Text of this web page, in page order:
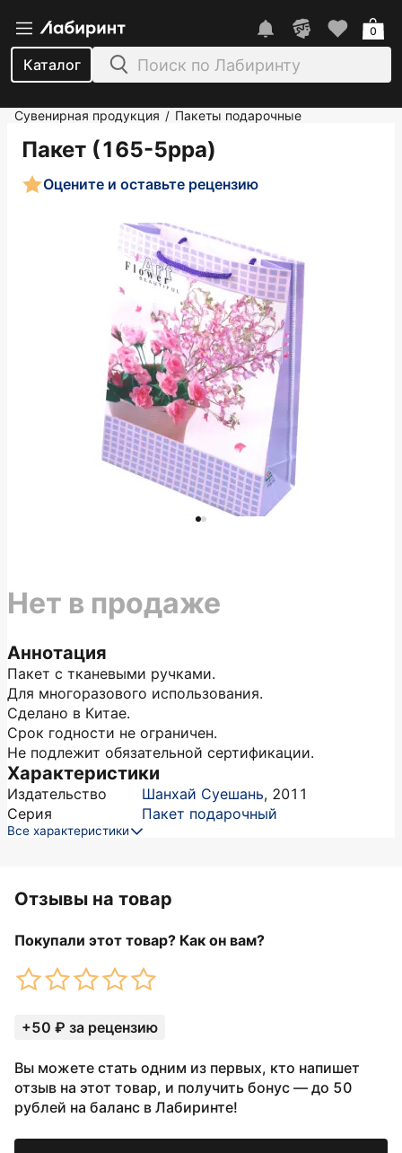
Каталог
0
Сувенирная продукция / Пакеты подарочные
Пакет (165-5рра)
Оцените и оставьте рецензию
Аннотация
Пакет с тканевыми ручками.
Для многоразового использования.
Сделано в Китае.
Срок годности не ограничен.
Не подлежит обязательной сертификации.
Характеристики
Издательство Шанхай Суешань, 2011
Серия
Пакет подарочный
Все характеристики
Нет в продаже
Отзывы на товар
Покупали этот товар? Как он вам?
+50 ₽ за рецензию
Вы можете стать одним из первых, кто напишет
отзыв на этот товар, и получить бонус — до 50
рублей на баланс в Лабиринте!